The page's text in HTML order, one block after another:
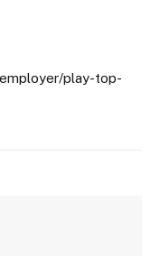
play-top-